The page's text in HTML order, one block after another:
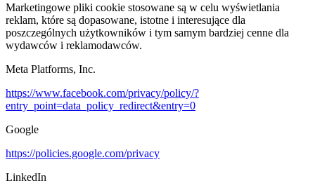
Marketingowe pliki cookie stosowane są w celu wyświetlania
reklam, które są dopasowane, istotne i interesujące dla
poszczególnych użytkowników i tym samym bardziej cenne dla
wydawców i reklamodawców.
Meta Platforms, Inc.
https://www.facebook.com/privacy/policy/?
entry_point=data_policy_redirect&entry=0
Google
https://policies.google.com/privacy
LinkedIn